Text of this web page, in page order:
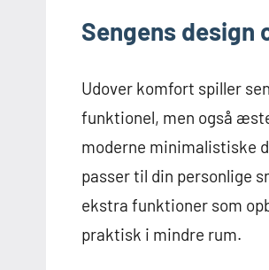
Sengens
Udover komfort spiller
funktionel, men også
moderne minimalistiske
passer til din personlige
ekstra funktioner som
praktisk i mindre rum.